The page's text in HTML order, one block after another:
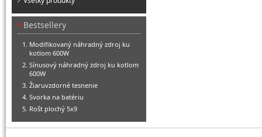
Bestsellery
Modifikovaný náhradný zdroj ku
kotlom 600W
Sínusový náhradný zdroj ku kotlom
600W
Žiaruvzdorné tesnenie
Svorka na batériu
Rošt plochý 5x9